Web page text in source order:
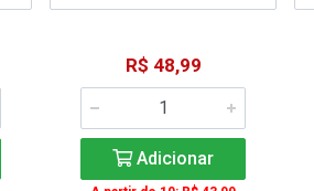
R$ 48,99
Adicionar